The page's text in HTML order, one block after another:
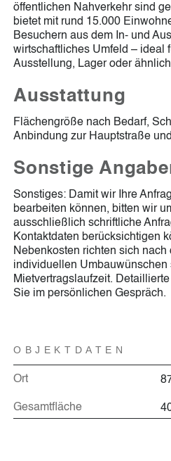
öffentlichen Nahverkehr sind
bietet mit rund 15.000
Besuchern aus dem In- und
wirtschaftliches Umfeld – ideal
Ausstellung, Lager oder
Ausstattung
Flächengröße nach Bedarf,
Anbindung zur Hauptstraße
Sonstige
Sonstiges: Damit wir Ihre
bearbeiten können, bitten wir
ausschließlich schriftliche
Kontaktdaten berücksichtigen
Nebenkosten richten sich nach
individuellen Umbauwünschen
Mietvertragslaufzeit.
Sie im persönlichen Gespräch.
OBJEKTDATEN
Ort
Gesamtfläche